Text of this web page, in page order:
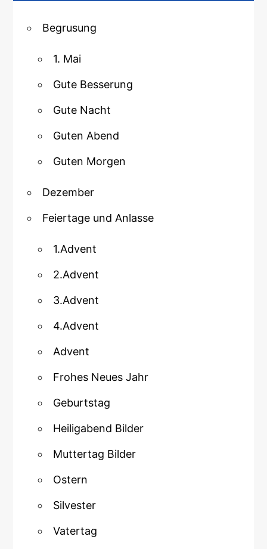
Begrusung
1. Mai
Gute Besserung
Gute Nacht
Guten Abend
Guten Morgen
Dezember
Feiertage und Anlasse
1.Advent
2.Advent
3.Advent
4.Advent
Advent
Frohes Neues Jahr
Geburtstag
Heiligabend Bilder
Muttertag Bilder
Ostern
Silvester
Vatertag